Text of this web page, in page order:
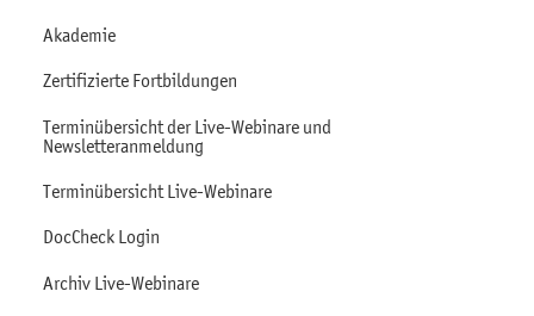
Akademie
Zertifizierte Fortbildungen
Terminübersicht der Live-Webinare und
Newsletteranmeldung
Terminübersicht Live-Webinare
DocCheck Login
Archiv Live-Webinare